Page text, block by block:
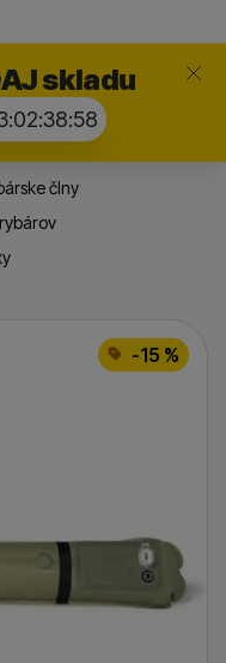
skladu
57
Zavrieť
člny
-15 %